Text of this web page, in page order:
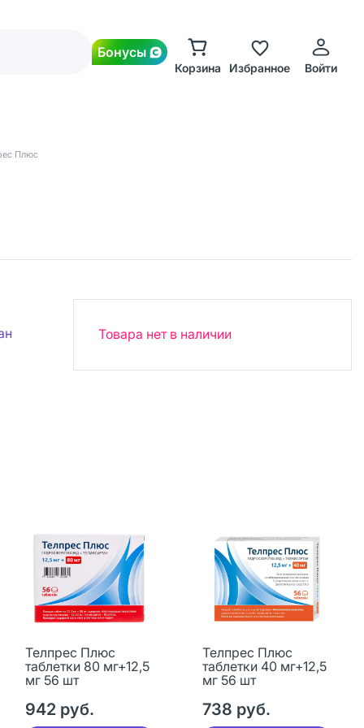
Бонусы
Корзина Избранное Войти
Плюс
Товара нет в наличии
Телпрес Плюс
таблетки 80 мг+12,5
мг 56 шт
942 руб.
Телпрес Плюс
таблетки 40 мг+12,5
мг 56 шт
738 руб.